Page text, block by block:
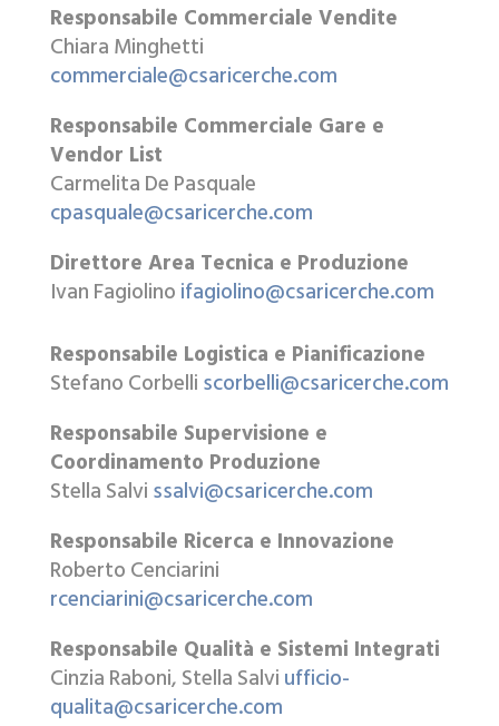
Responsabile Commerciale Vendite
Chiara Minghetti
commerciale@csaricerche.com
Responsabile Commerciale Gare e
Vendor List
Carmelita De Pasquale
cpasquale@csaricerche.com
Direttore Area Tecnica e Produzione
Ivan Fagiolinoifagiolino@csaricerche.com
Responsabile Logistica e Pianificazione
Stefano Corbelliscorbelli@csaricerche.com
Responsabile Supervisione e
Coordinamento Produzione
Stella Salvissalvi@csaricerche.com
Responsabile Ricerca e Innovazione
Roberto Cenciarini
rcenciarini@csaricerche.com
Responsabile Qualità e Sistemi Integrati
Cinzia Raboni, Stella Salviufficio-
qualita@csaricerche.com